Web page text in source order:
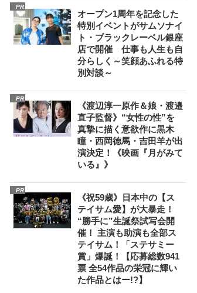
PR
オープン1周年を記念した
特別イベントがサムソナイ
ト・ブラックレーベル銀座
店で開催 仕事も人生も自
分らしく～笑顔あふれる特
別対談～
PR
《渡辺淳一原作＆娘・渡邉
直子監督》“女性の性”を
真摯に描く意欲作に黒木
瞳・西岡德馬・吉田羊が出
演決定！《映画『月がみて
いる』》
PR
《祝59歳》日本中の【ス
テイサム愛】が大暴走！
“勝手に”生誕祭試写会開
催！ 主演も助演も全部ス
テイサム！「ステサミー
賞」爆誕！【応募総数941
票 全54作品の栄冠に輝い
た作品とはー!?】